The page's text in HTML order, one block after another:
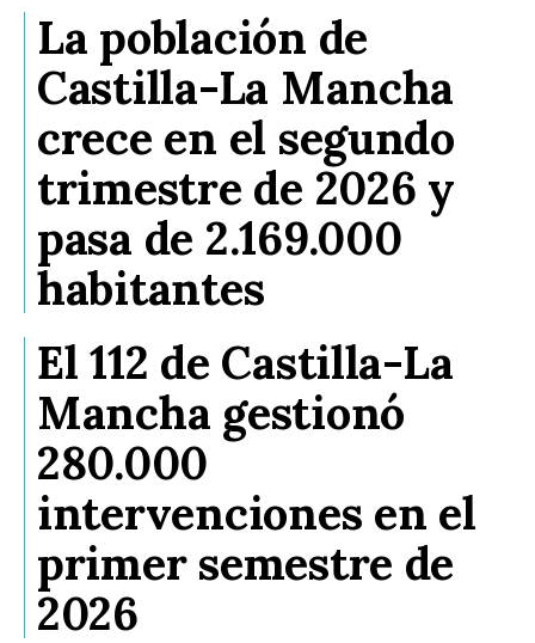
La población de
Castilla-La Mancha
crece en el segundo
trimestre de 2026 y
pasa de 2.169.000
habitantes
El 112 de Castilla-La
Mancha gestionó
280.000
intervenciones en el
primer semestre de
2026